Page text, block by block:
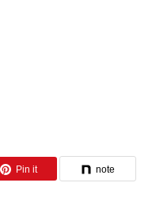
Pin it note